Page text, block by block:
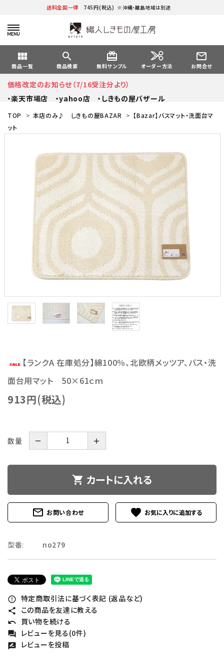
送料全国一律 745円(税込) ※沖縄・離島地域は別途
view_module
商品一覧
search
商品検索
card_giftcard
無料サンプル オーダー方法
mail_outline
お問合せ
価格改定のお知らせ（7/16受注分より）
・楽天市場店
・yahoo店 ・しきもの屋バザール
TOP > 本店のみ♪ しきもの屋BAZAR > 【Bazar】バスマット・洗面台マ
ット
【ランクA 在庫処分】綿100％、北欧柄メッツア、バス・洗
面台用マット 50×61ｃｍ
913円(税込)
数量 － ＋
shopping_cart カートに入れる
mail_outline お問い合わせ favorite
型番: no279
error_outline 特定商取引法に基づく表記 (返品など)
share この商品を友達に教える
undo 買い物を続ける
forum レビューを見る(0件)
rate_review レビューを投稿